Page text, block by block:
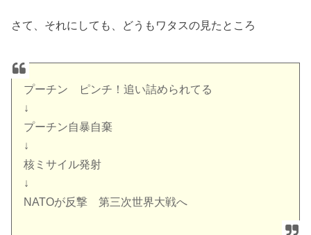
さて、それにしても、どうもワタスの見たところ
プーチン ピンチ！追い詰められてる
↓
プーチン自暴自棄
↓
核ミサイル発射
↓
NATOが反撃 第三次世界大戦へ